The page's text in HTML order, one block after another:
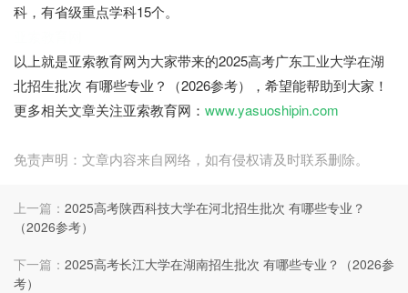
科，有省级重点学科15个。
以上就是亚索教育网为大家带来的2025高考广东工业大学在湖
北招生批次 有哪些专业？（2026参考），希望能帮助到大家！
更多相关文章关注亚索教育网： www.yasuoshipin.com
免责声明：文章内容来自网络，如有侵权请及时联系删除。
上一篇： 2025高考陕西科技大学在河北招生批次 有哪些专业？
（2026参考）
下一篇： 2025高考长江大学在湖南招生批次 有哪些专业？（2026参
考）